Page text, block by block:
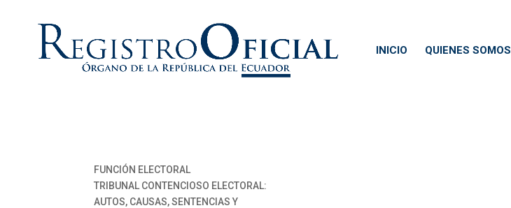
INICIO QUIENES SOMOS
FUNCIÓN ELECTORAL
TRIBUNAL CONTENCIOSO ELECTORAL:
AUTOS, CAUSAS, SENTENCIAS Y